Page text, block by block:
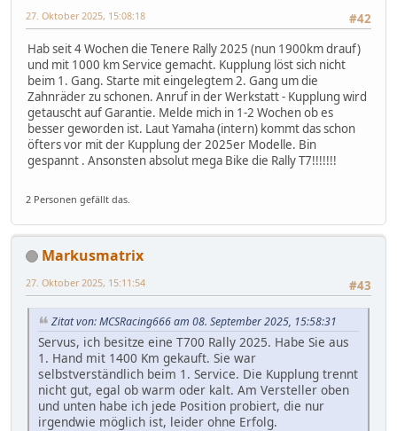
#42
27. Oktober 2025, 15:08:18
Hab seit 4 Wochen die Tenere Rally 2025 (nun 1900km drauf)
und mit 1000 km Service gemacht. Kupplung löst sich nicht
beim 1. Gang. Starte mit eingelegtem 2. Gang um die
Zahnräder zu schonen. Anruf in der Werkstatt - Kupplung wird
getauscht auf Garantie. Melde mich in 1-2 Wochen ob es
besser geworden ist. Laut Yamaha (intern) kommt das schon
öfters vor mit der Kupplung der 2025er Modelle. Bin
gespannt . Ansonsten absolut mega Bike die Rally T7!!!!!!!
2 Personen gefällt das.
Markusmatrix
#43
27. Oktober 2025, 15:11:54
Zitat von: MCSRacing666 am 08. September 2025, 15:58:31
Servus, ich besitze eine T700 Rally 2025. Habe Sie aus
1. Hand mit 1400 Km gekauft. Sie war
selbstverständlich beim 1. Service. Die Kupplung trennt
nicht gut, egal ob warm oder kalt. Am Versteller oben
und unten habe ich jede Position probiert, die nur
irgendwie möglich ist, leider ohne Erfolg.